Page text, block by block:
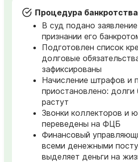
Процедура
В суд подано
признании его
Подготовлен список
долговые
зафиксированы
Начисление штрафов и
приостановлено: долги
растут
Звонки коллекторов и
переведены на ФЦБ
Финансовый
всеми денежными
выделяет деньги на